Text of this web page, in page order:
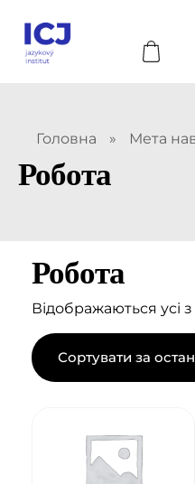
Головна » Мета
Робота
Робота
Відображаються усі з